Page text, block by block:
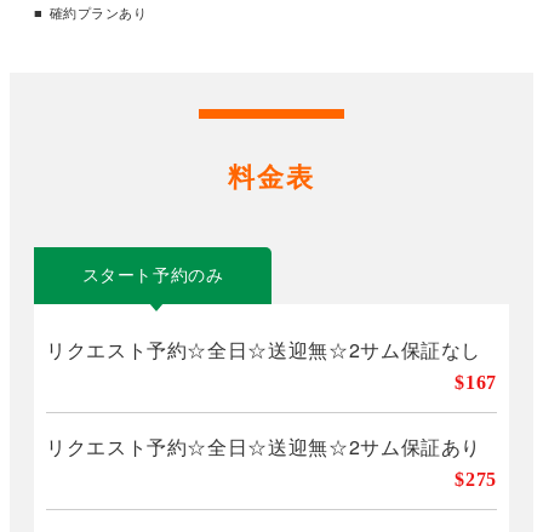
確約プランあり
料金表
スタート予約のみ
リクエスト予約☆全日☆送迎無☆2サム保証なし
$167
リクエスト予約☆全日☆送迎無☆2サム保証あり
$275